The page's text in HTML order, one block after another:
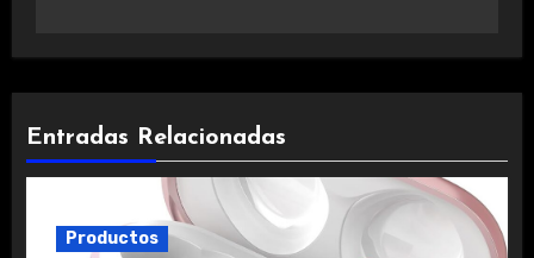
Entradas Relacionadas
Productos